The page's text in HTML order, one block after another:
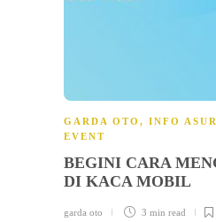
GARDA OTO , INFO
EVENT
BEGINI CARA
DI KACA MOBIL
garda oto 3 min read